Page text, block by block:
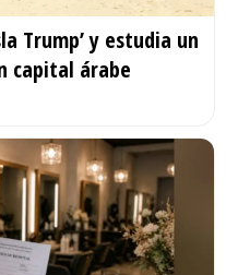
Trump’ y estudia un
capital árabe